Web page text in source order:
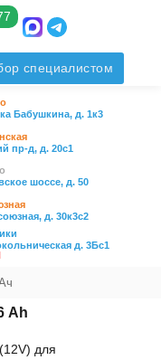
специалистом
Бабушкина, д. 1к3
пр-д, д. 20с1
шоссе, д. 50
д. 30к3с2
д. 3Бс1
Ah
для